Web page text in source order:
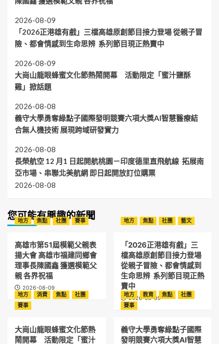
2026-08-09
「2026正港雄有戲」三檔高雄原創節目接力登場 從親子冒
險、都會情感到生命思辨 系列節目現正熱賣中
2026-08-09
大崗山龍眼蜂蜜文化節熱鬧開幕 活動限定「蜜汁鹽酥
雞」掀話題
2026-08-08
義守大學勇奪綠點子國際發明競賽六項大獎AI智慧醫療結
合無人機技術 展現跨域研發實力
2026-08-08
長榮航空 12 月1 日起開航桃園－印度德里直飛航線 拓展南
亞市場、串聯北美航網 即日起開放訂位購票
2026-08-08
您可能有興趣的新聞
地方 焦點 社團 賽事
高雄市第51屆模範父親表
揚大會 高雄市福建同鄉會
理事長陳國鑫 獲選模範父
親 各界祝福
2026-08-09
地方 焦點 社團 藝文
「2026正港雄有戲」三
檔高雄原創節目接力登場
從親子冒險、都會情感到
生命思辨 系列節目現正熱
賣中
2026-08-09
地方 消費 焦點
社團
賽事
大崗山龍眼蜂蜜文化節熱
鬧開幕 活動限定「蜜汁
地方 教育 焦點
社團
賽事
義守大學勇奪綠點子國際
發明競賽六項大獎AI智慧